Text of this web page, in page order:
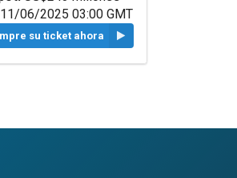
06/2025 03:00 GMT
su ticket ahora